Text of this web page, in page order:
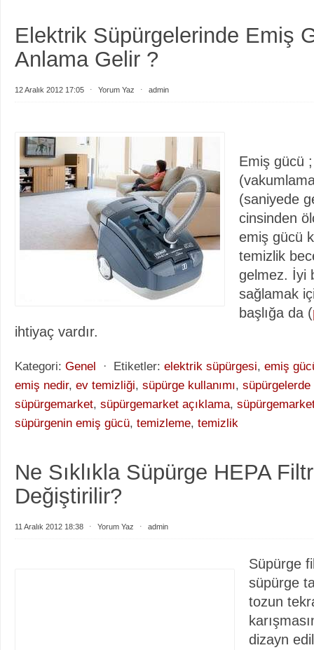
Elektrik Süpürgelerinde Emiş
Anlama Gelir ?
12 Aralık 2012 17:05 ⋅ Yorum Yaz ⋅ admin
Emiş gücü ;
(saniyede
cinsinden
emiş gücü
temizlik
gelmez. İyi
sağlamak
başlığa da (
ihtiyaç vardır.
Kategori: Genel ⋅ Etiketler: elektrik süpürgesi, emiş
emiş nedir, ev temizliği, süpürge kullanımı,
süpürgemarket, süpürgemarket açıklama,
süpürgenin emiş gücü, temizleme, temizlik
Ne Sıklıkla Süpürge HEPA
Değiştirilir?
11 Aralık 2012 18:38 ⋅ Yorum Yaz ⋅ admin
Süpürge
süpürge
tozun
dizayn